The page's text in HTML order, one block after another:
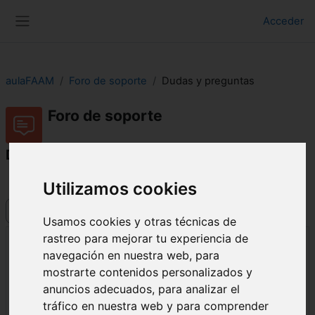
Utilizamos cookies
Usamos cookies y otras técnicas de
rastreo para mejorar tu experiencia de
navegación en nuestra web, para
mostrarte contenidos personalizados y
anuncios adecuados, para analizar el
tráfico en nuestra web y para comprender
Acceder
aulaFAAM Foro de soporte Dudas y preguntas
Foro de soporte
Dudas y preguntas
Nueva apariencia del foro y problemas →
Mostrar modo
Dudas y preguntas
Gonzalo Castells Ortells
jueves, 19 de enero de 2012,
Número de respuestas: 12